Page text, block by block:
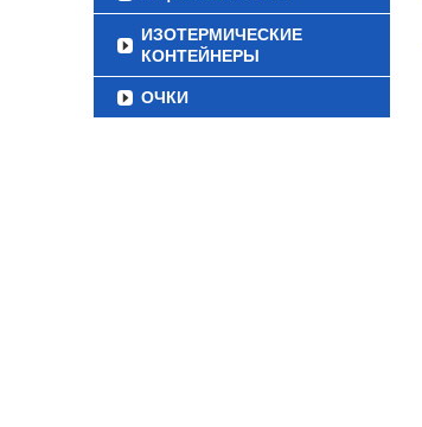
ИЗОТЕРМИЧЕСКИЕ
КОНТЕЙНЕРЫ
ОЧКИ